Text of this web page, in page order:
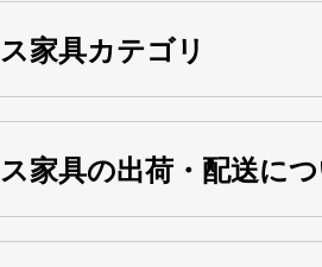
家具カテゴリ
家具の出荷・配送に